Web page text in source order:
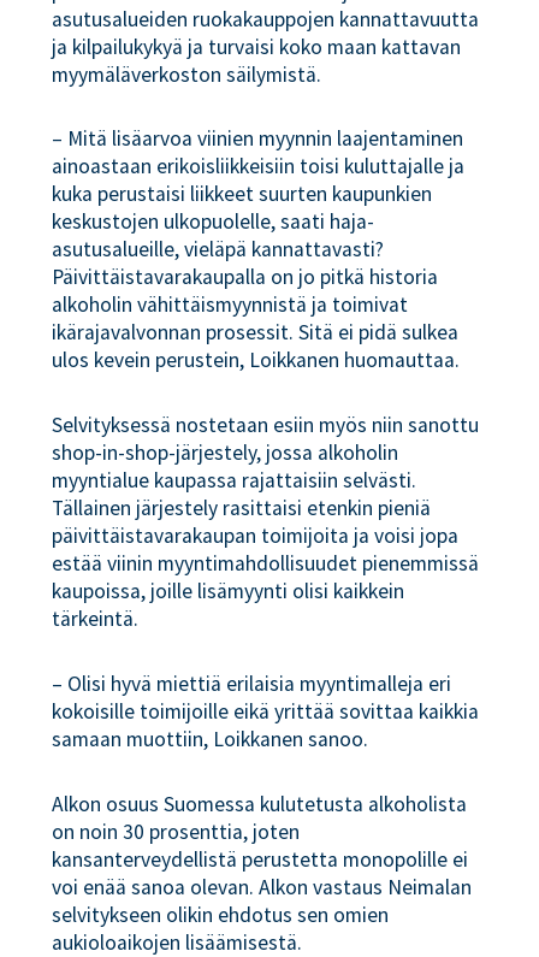
asutusalueiden ruokakauppojen kannattavuutta
ja kilpailukykyä ja turvaisi koko maan kattavan
myymäläverkoston säilymistä.
– Mitä lisäarvoa viinien myynnin laajentaminen
ainoastaan erikoisliikkeisiin toisi kuluttajalle ja
kuka perustaisi liikkeet suurten kaupunkien
keskustojen ulkopuolelle, saati haja-
asutusalueille, vieläpä kannattavasti?
Päivittäistavarakaupalla on jo pitkä historia
alkoholin vähittäismyynnistä ja toimivat
ikärajavalvonnan prosessit. Sitä ei pidä sulkea
ulos kevein perustein, Loikkanen huomauttaa.
Selvityksessä nostetaan esiin myös niin sanottu
shop-in-shop-järjestely, jossa alkoholin
myyntialue kaupassa rajattaisiin selvästi.
Tällainen järjestely rasittaisi etenkin pieniä
päivittäistavarakaupan toimijoita ja voisi jopa
estää viinin myyntimahdollisuudet pienemmissä
kaupoissa, joille lisämyynti olisi kaikkein
tärkeintä.
– Olisi hyvä miettiä erilaisia myyntimalleja eri
kokoisille toimijoille eikä yrittää sovittaa kaikkia
samaan muottiin, Loikkanen sanoo.
Alkon osuus Suomessa kulutetusta alkoholista
on noin 30 prosenttia, joten
kansanterveydellistä perustetta monopolille ei
voi enää sanoa olevan. Alkon vastaus Neimalan
selvitykseen olikin ehdotus sen omien
aukioloaikojen lisäämisestä.